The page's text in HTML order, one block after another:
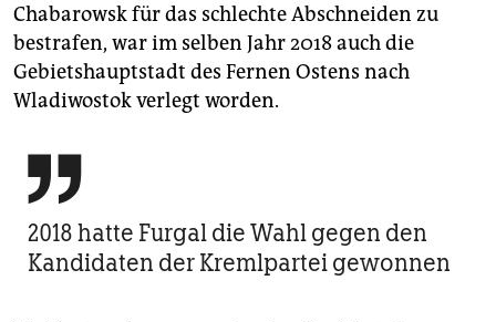
Chabarowsk für das schlechte Abschneiden zu
bestrafen, war im selben Jahr 2018 auch die
Gebietshauptstadt des Fernen Ostens nach
Wladiwostok verlegt worden.

2018 hatte Furgal die Wahl gegen den
Kandidaten der Kremlpartei gewonnen